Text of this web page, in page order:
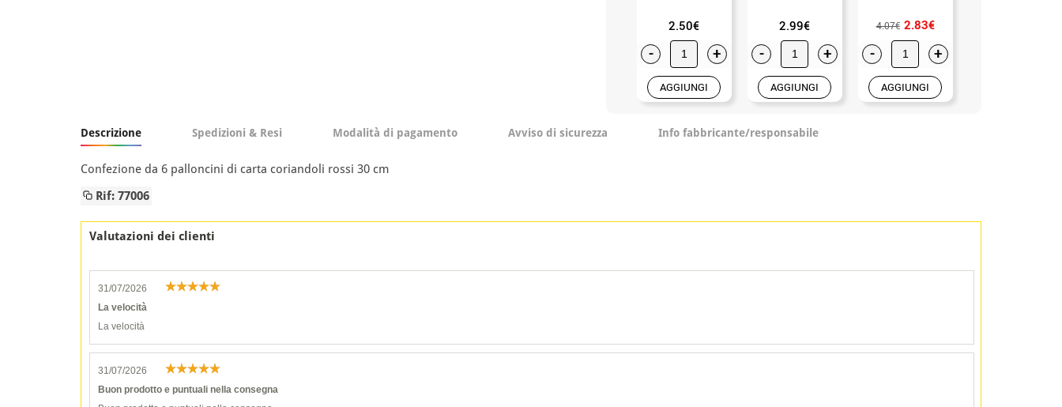
2.50€
- +
AGGIUNGI
2.99€
- +
AGGIUNGI
4.07€ 2.83€
- +
AGGIUNGI
Descrizione Spedizioni & Resi Modalità di pagamento Avviso di sicurezza Info fabbricante/responsabile
Confezione da 6 palloncini di carta coriandoli rossi 30 cm
Rif: 77006
Valutazioni dei clienti
31/07/2026
La velocità
La velocità
31/07/2026
Buon prodotto e puntuali nella consegna